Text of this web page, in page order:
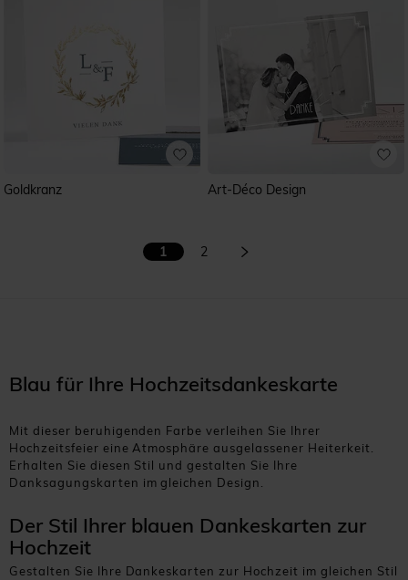
Goldkranz Art-Déco Design
1 2
Blau für Ihre Hochzeitsdankeskarte
Mit dieser beruhigenden Farbe verleihen Sie Ihrer
Hochzeitsfeier eine Atmosphäre ausgelassener Heiterkeit.
Erhalten Sie diesen Stil und gestalten Sie Ihre
Danksagungskarten im gleichen Design.
Der Stil Ihrer blauen Dankeskarten zur
Hochzeit
Gestalten Sie Ihre Dankeskarten zur Hochzeit im gleichen Stil